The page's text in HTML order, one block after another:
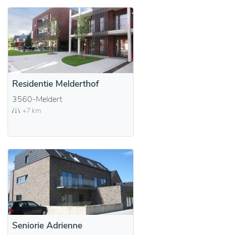
Residentie Melderthof
3560-Meldert
+7 km
Seniorie Adrienne